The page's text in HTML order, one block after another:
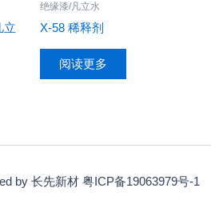
立
绝缘漆/凡立水
X-58 稀释剂
阅读更多
by 长先新材 粤ICP备19063979号-1